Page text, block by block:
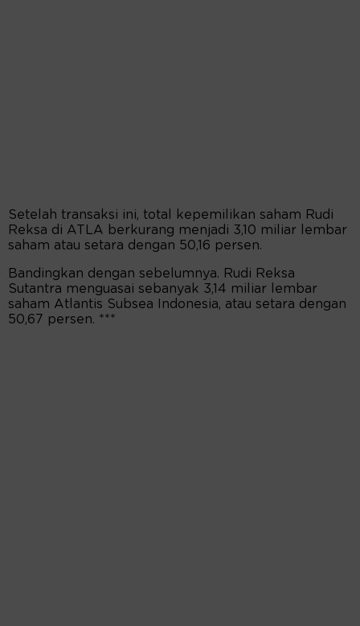
Setelah transaksi ini, total kepemilikan saham Rudi
Reksa di ATLA berkurang menjadi 3,10 miliar lembar
saham atau setara dengan 50,16 persen.
Bandingkan dengan sebelumnya. Rudi Reksa
Sutantra menguasai sebanyak 3,14 miliar lembar
saham Atlantis Subsea Indonesia, atau setara dengan
50,67 persen. ***